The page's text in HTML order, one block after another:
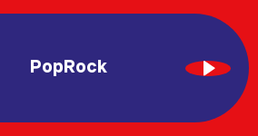
PopRock